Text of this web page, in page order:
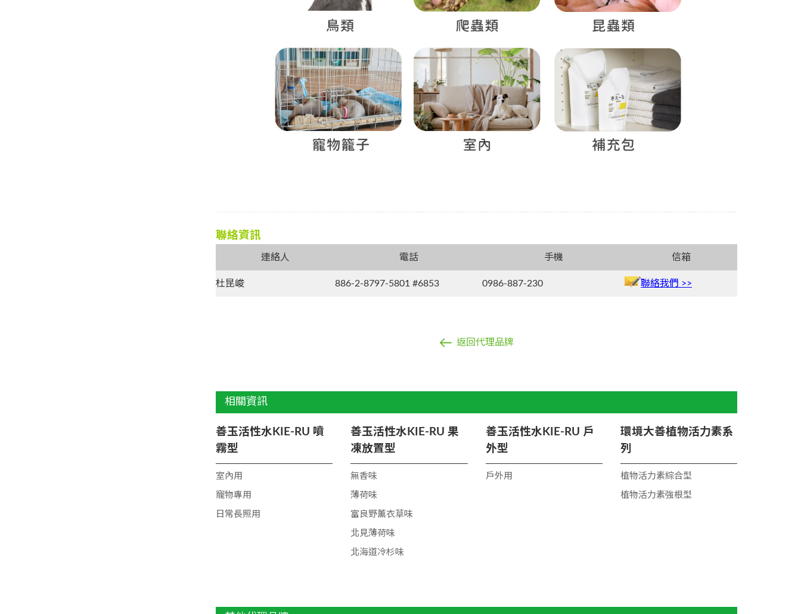
聯絡資訊
連絡人 電話 手機 信箱
杜昆峻 886-2-8797-5801 #6853 0986-887-230 聯絡我們 >>
返回代理品牌
相關資訊
善玉活性水KIE-RU 噴
霧型
室內用
寵物專用
日常長照用
善玉活性水KIE-RU 果
凍放置型
無香味
薄荷味
富良野薰衣草味
北見薄荷味
北海道冷杉味
善玉活性水KIE-RU 戶
外型
戶外用
環境大善植物活力素系
列
植物活力素綜合型
植物活力素強根型